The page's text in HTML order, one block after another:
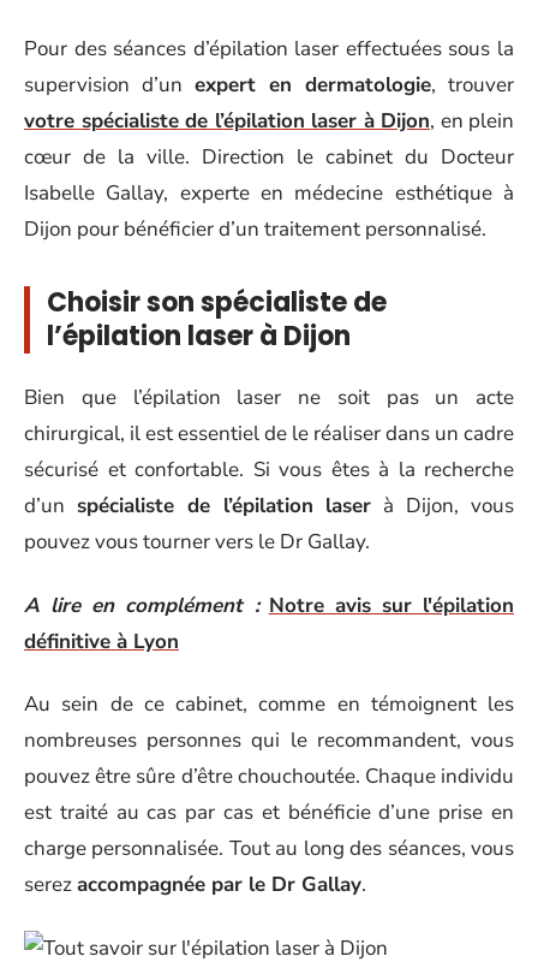
Pour des séances d’épilation laser effectuées sous la
supervision d’un expert en dermatologie, trouver
votre spécialiste de l’épilation laser à Dijon, en plein
cœur de la ville. Direction le cabinet du Docteur
Isabelle Gallay, experte en médecine esthétique à
Dijon pour bénéficier d’un traitement personnalisé.
Choisir son spécialiste de
l’épilation laser à Dijon
Bien que l’épilation laser ne soit pas un acte
chirurgical, il est essentiel de le réaliser dans un cadre
sécurisé et confortable. Si vous êtes à la recherche
d’un spécialiste de l’épilation laser à Dijon, vous
pouvez vous tourner vers le Dr Gallay.
A lire en complément : Notre avis sur l'épilation
définitive à Lyon
Au sein de ce cabinet, comme en témoignent les
nombreuses personnes qui le recommandent, vous
pouvez être sûre d’être chouchoutée. Chaque individu
est traité au cas par cas et bénéficie d’une prise en
charge personnalisée. Tout au long des séances, vous
serezaccompagnée par le Dr Gallay.